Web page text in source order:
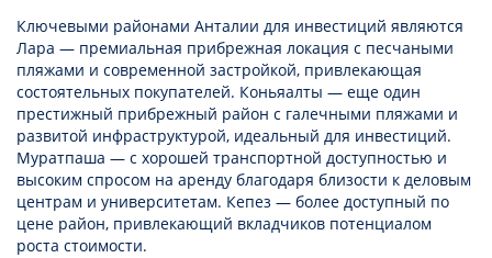
Ключевыми районами Анталии для инвестиций являются
Лара — премиальная прибрежная локация с песчаными
пляжами и современной застройкой, привлекающая
состоятельных покупателей. Коньяалты — еще один
престижный прибрежный район с галечными пляжами и
развитой инфраструктурой, идеальный для инвестиций.
Муратпаша — с хорошей транспортной доступностью и
высоким спросом на аренду благодаря близости к деловым
центрам и университетам. Кепез — более доступный по
цене район, привлекающий вкладчиков потенциалом
роста стоимости.